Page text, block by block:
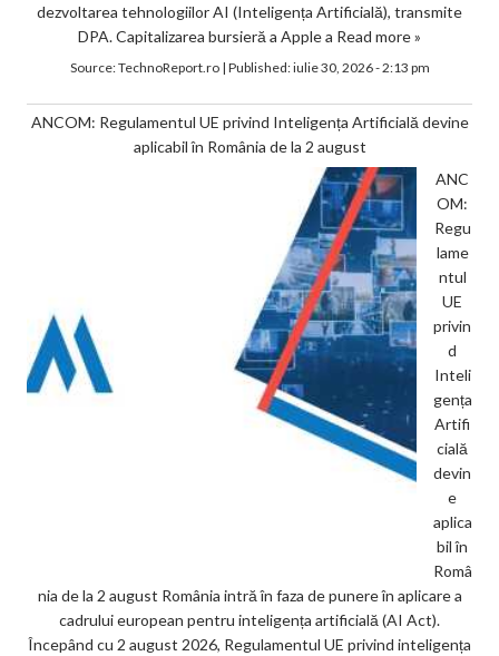
dezvoltarea tehnologiilor AI (Inteligența Artificială), transmite
DPA. Capitalizarea bursieră a Apple a Read more »
Source:TechnoReport.ro| Published:iulie 30, 2026 - 2:13 pm
ANCOM: Regulamentul UE privind Inteligența Artificială devine
aplicabil în România de la 2 august
ANC
OM:
Regu
lame
ntul
UE
privin
d
Inteli
gența
Artifi
cială
devin
e
aplica
bil în
Româ
nia de la 2 august România intră în faza de punere în aplicare a
cadrului european pentru inteligența artificială (AI Act).
Începând cu 2 august 2026, Regulamentul UE privind inteligența